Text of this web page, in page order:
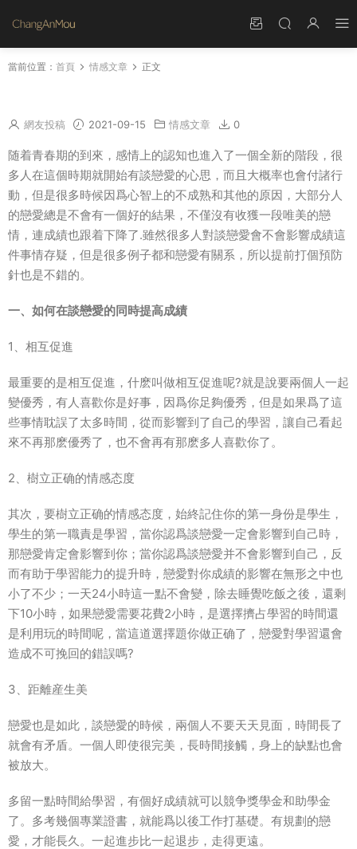
當前位置： 首頁 情感文章 正文
網友投稿 2021-09-15 情感文章 0
随着青春期的到來，感情上的認知也進入了一個全新的階段，很
多人在這個時期就開始有談戀愛的心思，而且大概率也會付諸行
動，但是很多時候因爲心智上的不成熟和其他的原因，大部分人
的戀愛總是不會有一個好的結果，不僅沒有收獲一段唯美的戀
情，連成績也跟着下降了.雖然很多人對談戀愛會不會影響成績這
件事情存疑，但是很多例子都和戀愛有關系，所以提前打個預防
針也是不錯的。
一、如何在談戀愛的同時提高成績
1、相互促進
最重要的是相互促進，什麽叫做相互促進呢?就是說要兩個人一起
變優秀，有人喜歡你是好事，因爲你足夠優秀，但是如果爲了這
些事情耽誤了太多時間，從而影響到了自己的學習，讓自己看起
來不再那麽優秀了，也不會再有那麽多人喜歡你了。
2、樹立正确的情感态度
其次，要樹立正确的情感态度，始終記住你的第一身份是學生，
學生的第一職責是學習，當你認爲談戀愛一定會影響到自己時，
那戀愛肯定會影響到你；當你認爲談戀愛并不會影響到自己，反
而有助于學習能力的提升時，戀愛對你成績的影響在無形之中也
小了不少；一天24小時這一點不會變，除去睡覺吃飯之後，還剩
下10小時，如果戀愛需要花費2小時，是選擇擠占學習的時間還
是利用玩的時間呢，當這道選擇題你做正确了，戀愛對學習還會
造成不可挽回的錯誤嗎?
3、距離産生美
戀愛也是如此，談戀愛的時候，兩個人不要天天見面，時間長了
就會有矛盾。一個人即使很完美，長時間接觸，身上的缺點也會
被放大。
多留一點時間給學習，有個好成績就可以競争獎學金和助學金
了。多考幾個專業證書，就能爲以後工作打基礎。有規劃的戀
愛，才能長久。一起進步比一起退步，走得更遠。